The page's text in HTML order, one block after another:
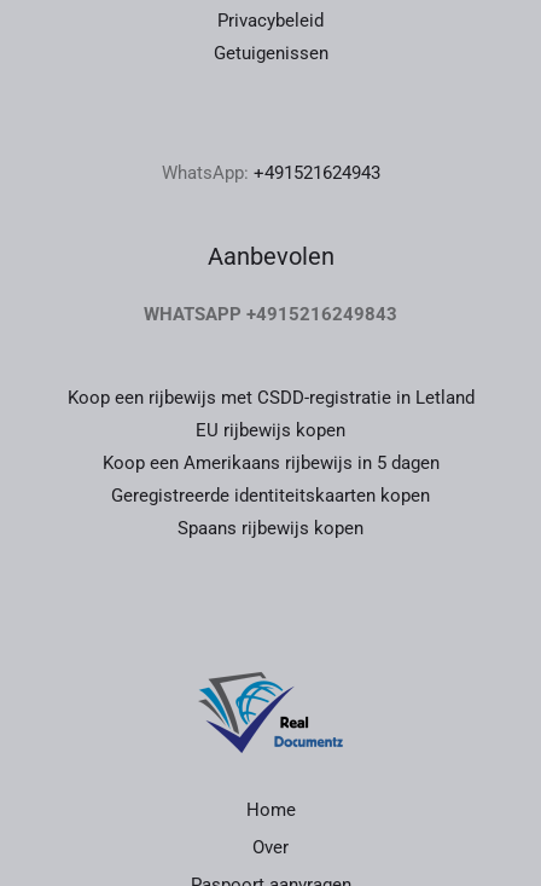
Privacybeleid
Getuigenissen
WhatsApp: +491521624943
Aanbevolen
WHATSAPP +4915216249843
Koop een rijbewijs met CSDD-registratie in Letland
EU rijbewijs kopen
Koop een Amerikaans rijbewijs in 5 dagen
Geregistreerde identiteitskaarten kopen
Spaans rijbewijs kopen
Home
Over